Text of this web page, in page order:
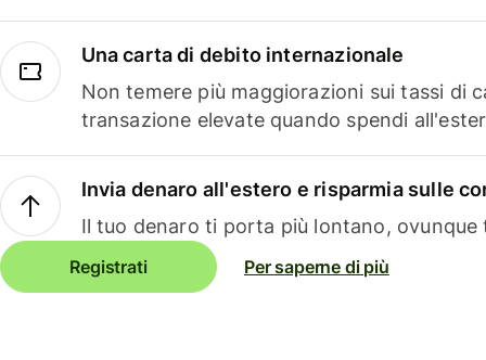
Una carta di debito internazionale
Non temere più maggiorazioni sui tassi di
transazione elevate quando spendi
Invia denaro all'estero e risparmia sulle
Il tuo denaro ti porta più lontano, ovunque
Registrati Per saperne di più